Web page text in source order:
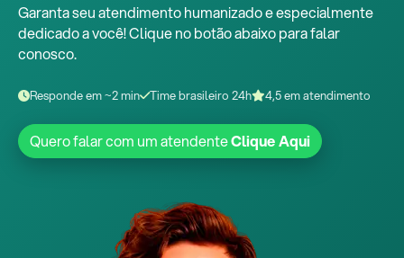
Garanta seu atendimento humanizado e especialmente
dedicado a você! Clique no botão abaixo para falar
conosco.
Responde em ~2 min Time brasileiro 24h 4,5 em atendimento
Quero falar com um atendenteClique Aqui